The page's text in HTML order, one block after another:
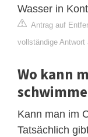
Wasser in
Antrag auf
vollständige
Wo kann
Kann man im
Tatsächlich